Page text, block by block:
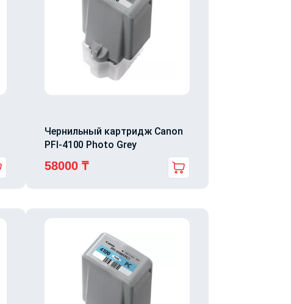
Чернильный картридж Canon
PFI-4100 Photo Grey
58000 ₸